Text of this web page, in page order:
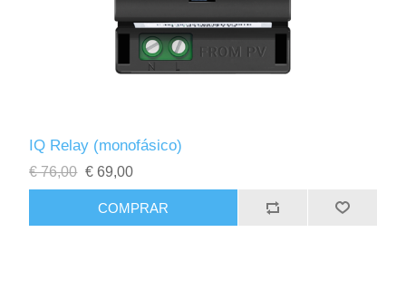
IQ Relay (monofásico)
€ 76,00 € 69,00